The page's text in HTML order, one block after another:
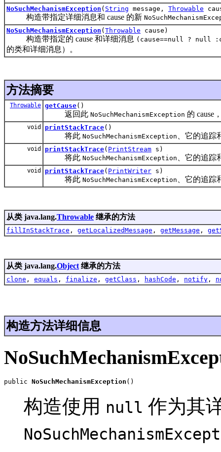
NoSuchMechanismException ( String message, Throwable
构造带指定详细消息和 cause 的新
NoSuchMechanismException ( Throwable cause)
构造带指定的 cause 和详细消息 (cause==null ? null
的类和详细消息）。
方法摘要
Throwable getCause()
返回此 NoSuchMechanismException 的 cause
void printStackTrace()
将此 NoSuchMechanismException 、它的追踪
void printStackTrace( PrintStream s)
将此 NoSuchMechanismException 、它的追踪
void printStackTrace( PrintWriter s)
将此 NoSuchMechanismException 、它的追
从类 java.lang.Throwable 继承的方法
fillInStackTrace , getLocalizedMessage , getMessage ,
从类 java.lang.Object 继承的方法
clone , equals , finalize , getClass , hashCode , notify ,
构造方法详细信息
public NoSuchMechanismException ()
构造使用 null 作为其